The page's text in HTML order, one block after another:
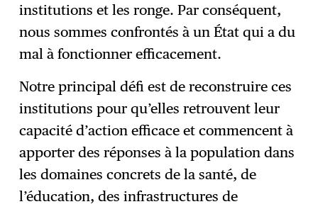
institutions et les ronge. Par conséquent,
nous sommes confrontés à un État qui a du
mal à fonctionner efficacement.
Notre principal défi est de reconstruire ces
institutions pour qu’elles retrouvent leur
capacité d’action efficace et commencent à
apporter des réponses à la population dans
les domaines concrets de la santé, de
l’éducation, des infrastructures de